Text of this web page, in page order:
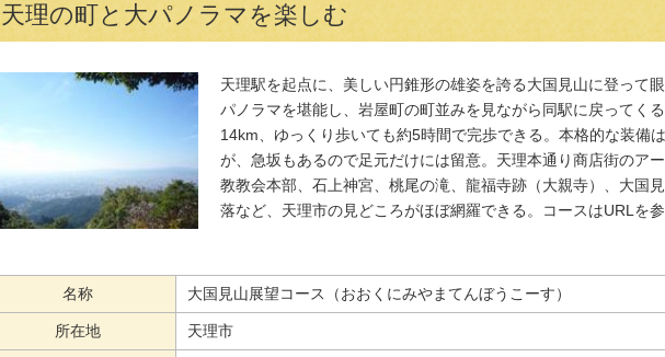
天理の町と大パノラマを楽しむ
天理駅を起点に、美しい円錐形の雄姿を誇る大国見山に登って
パノラマを堪能し、岩屋町の町並みを見ながら同駅に戻ってく
14km、ゆっくり歩いても約5時間で完歩できる。本格的な装備
が、急坂もあるので足元だけには留意。天理本通り商店街のア
教教会本部、石上神宮、桃尾の滝、龍福寺跡（大親寺）、大国
落など、天理市の見どころがほぼ網羅できる。コースはURLを参
名称 大国見山展望コース（おおくにみやまてんぼうこーす）
所在地 天理市